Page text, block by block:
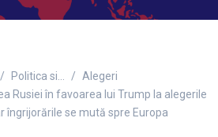
Politica si...
Alegeri
Rusiei în favoarea lui Trump la alegerile
îngrijorările se mută spre Europa